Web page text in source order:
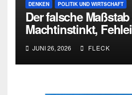
DENKEN POLITIK UND WIRTSCHAFT
Der falsche
Machtinstinkt,
und die Grenzen
Urteilskraft
JUNI 26, 2026 FLECK